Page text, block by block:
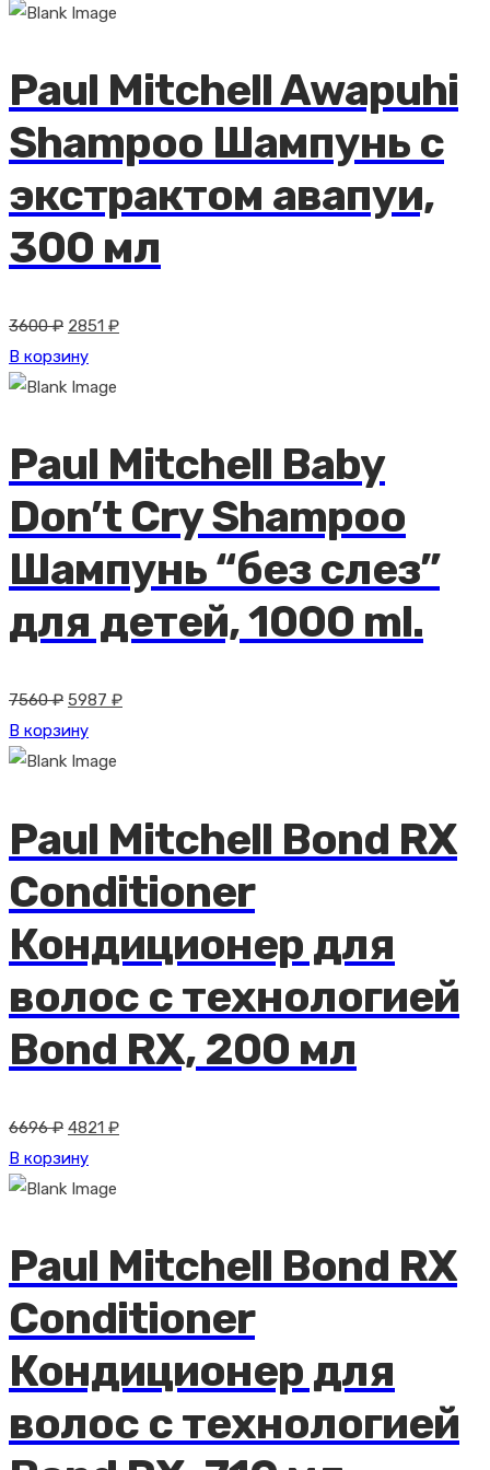
составляла
Paul Mitchell Awapuhi
Shampoo Шампунь с
экстрактом авапуи,
300 мл
3600₽ Первоначальная
цена
составляла
2851 ₽Текущая
В корзину
Paul Mitchell Baby
Don’t Cry Shampoo
Шампунь “без слез”
для детей, 1000 ml.
7560₽ Первоначальная
цена
составляла
5987 ₽Текущая
В корзину
Paul Mitchell Bond RX
Conditioner
Кондиционер для
волос с технологией
Bond RX, 200 мл
6696₽ Первоначальная
цена
составляла
4821 ₽Текущая
В корзину
Paul Mitchell Bond RX
Conditioner
Кондиционер для
волос с технологией